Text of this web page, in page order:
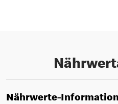
Nährwerte-